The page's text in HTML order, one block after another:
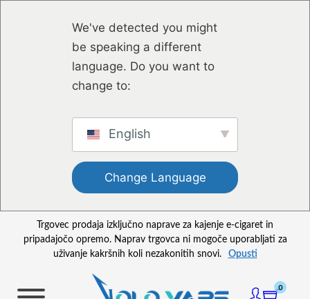
We've detected you might
be speaking a different
language. Do you want to
change to:
English
Change Language
Trgovec prodaja izključno naprave za kajenje e-cigaret in
pripadajočo opremo. Naprav trgovca ni mogoče uporabljati za
uživanje kakršnih koli nezakonitih snovi.
Opusti
0